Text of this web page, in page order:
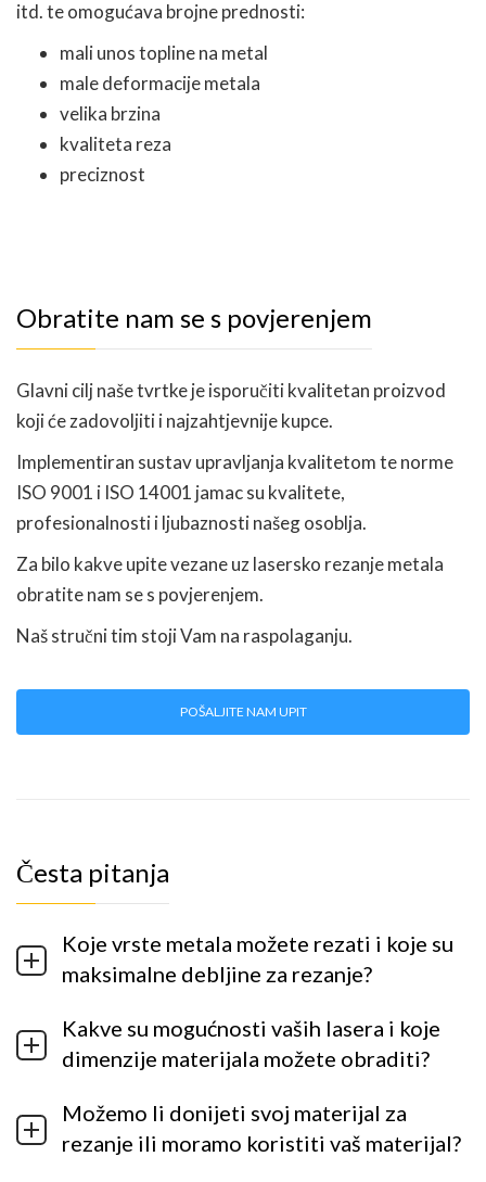
itd. te omogućava brojne prednosti:
mali unos topline na metal
male deformacije metala
velika brzina
kvaliteta reza
preciznost
Obratite nam se s povjerenjem
Glavni cilj naše tvrtke je isporučiti kvalitetan proizvod
koji će zadovoljiti i najzahtjevnije kupce.
Implementiran sustav upravljanja kvalitetom te norme
ISO 9001 i ISO 14001 jamac su kvalitete,
profesionalnosti i ljubaznosti našeg osoblja.
Za bilo kakve upite vezane uz lasersko rezanje metala
obratite nam se s povjerenjem.
Naš stručni tim stoji Vam na raspolaganju.
POŠALJITE NAM UPIT
Česta pitanja
Koje vrste metala možete rezati i koje su
maksimalne debljine za rezanje?
Kakve su mogućnosti vaših lasera i koje
dimenzije materijala možete obraditi?
Možemo li donijeti svoj materijal za
rezanje ili moramo koristiti vaš materijal?